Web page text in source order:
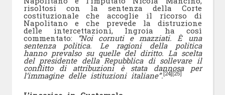
risoltosi con la sentenza della Corte
costituzionale che accoglie il ricorso di
Napolitano e che prevede la distruzione
delle intercettazioni, Ingroia ha così
commentato: “Noi cornuti e mazziati. È una
sentenza politica. Le ragioni della politica
hanno prevalso su quelle del diritto. La scelta
del presidente della Repubblica di sollevare il
conflitto di attribuzioni è stata dannosa per
l’immagine delle istituzioni italiane”.[24][25]